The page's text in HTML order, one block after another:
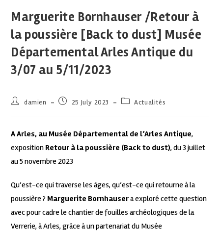
Marguerite Bornhauser /Retour à
la poussière [Back to dust] Musée
Départemental Arles Antique du
3/07 au 5/11/2023
damien 25 July 2023 Actualités
A Arles, au Musée Départemental de l’Arles Antique,
exposition Retour à la poussière (Back to dust), du 3 juillet
au 5 novembre 2023
Qu’est-ce qui traverse les âges, qu’est-ce qui retourne à la
poussière ? Marguerite Bornhausera exploré cette question
avec pour cadre le chantier de fouilles archéologiques de la
Verrerie, à Arles, grâce à un partenariat du Musée